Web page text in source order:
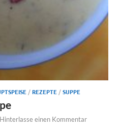
/REZEPTE /SUPPE
Hinterlasse einen Kommentar